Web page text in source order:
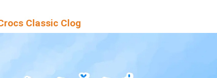
Classic Clog